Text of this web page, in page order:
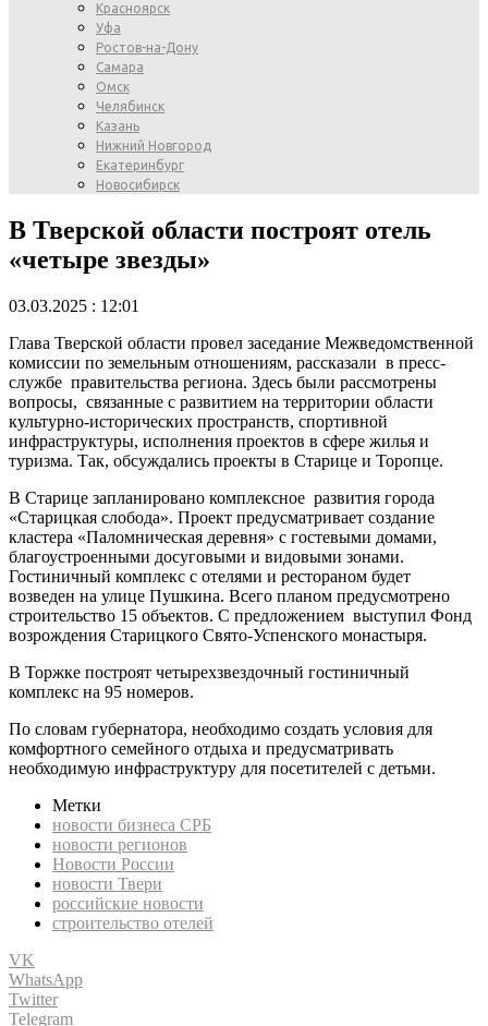
Красноярск
Уфа
Ростов-на-Дону
Самара
Омск
Челябинск
Казань
Нижний Новгород
Екатеринбург
Новосибирск
В Тверской области построят отель
«четыре звезды»
03.03.2025 : 12:01
Глава Тверской области провел заседание Межведомственной
комиссии по земельным отношениям, рассказали в пресс-
службе правительства региона. Здесь были рассмотрены
вопросы, связанные с развитием на территории области
культурно-исторических пространств, спортивной
инфраструктуры, исполнения проектов в сфере жилья и
туризма. Так, обсуждались проекты в Старице и Торопце.
В Старице запланировано комплексное развития города
«Старицкая слобода». Проект предусматривает создание
кластера «Паломническая деревня» с гостевыми домами,
благоустроенными досуговыми и видовыми зонами.
Гостиничный комплекс с отелями и рестораном будет
возведен на улице Пушкина. Всего планом предусмотрено
строительство 15 объектов. С предложением выступил Фонд
возрождения Старицкого Свято-Успенского монастыря.
В Торжке построят четырехзвездочный гостиничный
комплекс на 95 номеров.
По словам губернатора, необходимо создать условия для
комфортного семейного отдыха и предусматривать
необходимую инфраструктуру для посетителей с детьми.
Метки
новости бизнеса СРБ
новости регионов
Новости России
новости Твери
российские новости
строительство отелей
VK
WhatsApp
Twitter
Telegram